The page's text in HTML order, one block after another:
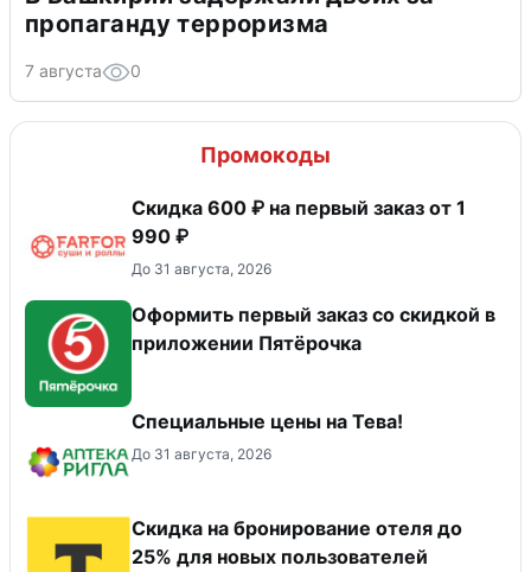
пропаганду терроризма
7 августа 0
Промокоды
Скидка 600 ₽ на первый заказ от 1
990 ₽
До 31 августа, 2026
Оформить первый заказ со скидкой в
приложении Пятёрочка
Специальные цены на Тева!
До 31 августа, 2026
Скидка на бронирование отеля до
25% для новых пользователей